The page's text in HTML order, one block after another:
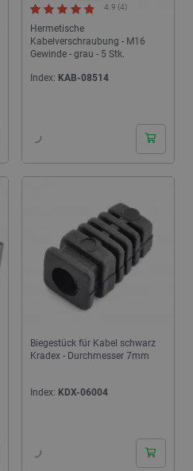
Hermetische
Kabelverschraubung - M16
Gewinde - grau - 5 Stk.
4.9 (4)
Index: KAB-08514
Biegestück für Kabel schwarz
Kradex - Durchmesser 7mm
Index: KDX-06004